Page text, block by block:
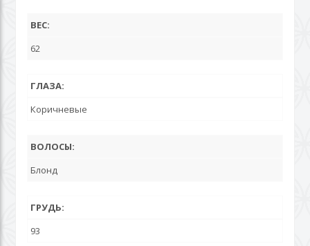
ВЕС:
62
ГЛАЗА:
Коричневые
ВОЛОСЫ:
Блонд
ГРУДЬ:
93